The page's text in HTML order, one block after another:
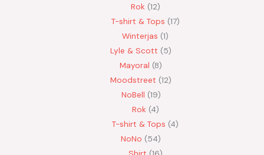
Rok 12
T-shirt & Tops 17
Winterjas 1
Lyle & Scott
5
Mayoral 8
Moodstreet 12
NoBell 19
Rok 4
T-shirt & Tops 4
NoNo
54